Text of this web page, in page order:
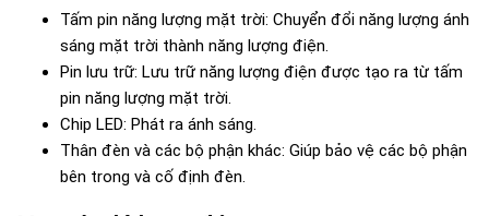
Tấm pin năng lượng mặt trời: Chuyển đổi năng lượng ánh
sáng mặt trời thành năng lượng điện.
Pin lưu trữ: Lưu trữ năng lượng điện được tạo ra từ tấm
pin năng lượng mặt trời.
Chip LED: Phát ra ánh sáng.
Thân đèn và các bộ phận khác: Giúp bảo vệ các bộ phận
bên trong và cố định đèn.